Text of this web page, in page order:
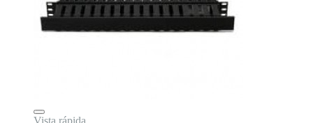
Vista rápida